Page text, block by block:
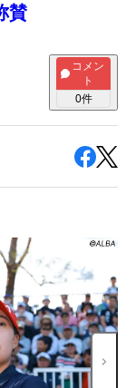
賛
コメン
ト
0件